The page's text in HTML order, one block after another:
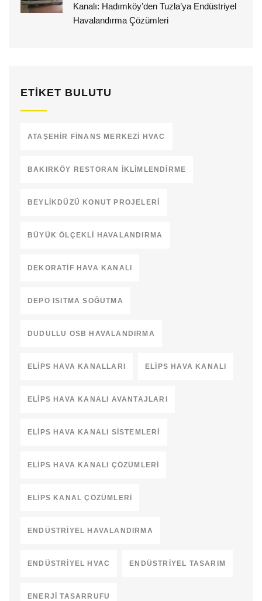
Kanalı: Hadımköy’den Tuzla’ya Endüstriyel
Havalandırma Çözümleri
ETIKET BULUTU
ATAŞEHIR FINANS MERKEZI HVAC
BAKIRKÖY RESTORAN İKLIMLENDIRME
BEYLIKDÜZÜ KONUT PROJELERI
BÜYÜK ÖLÇEKLI HAVALANDIRMA
DEKORATIF HAVA KANALI
DEPO ISITMA SOĞUTMA
DUDULLU OSB HAVALANDIRMA
ELIPS HAVA KANALLARI ELIPS HAVA KANALI
ELIPS HAVA KANALI AVANTAJLARI
ELIPS HAVA KANALI SISTEMLERI
ELIPS HAVA KANALI ÇÖZÜMLERI
ELIPS KANAL ÇÖZÜMLERI
ENDÜSTRIYEL HAVALANDIRMA
ENDÜSTRIYEL HVAC ENDÜSTRIYEL TASARIM
ENERJI TASARRUFU